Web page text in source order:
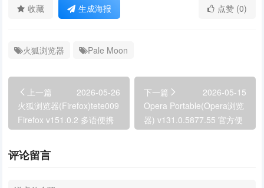
收藏 生成海报 点赞 (0)
火狐浏览器 Pale Moon
上一篇
2026-05-26
火狐浏览器(Firefox)tete009
Firefox v151.0.2 多语便携
下一篇
2026-05-15
Opera Portable(Opera浏览
器) v131.0.5877.55 官方便
评论留言